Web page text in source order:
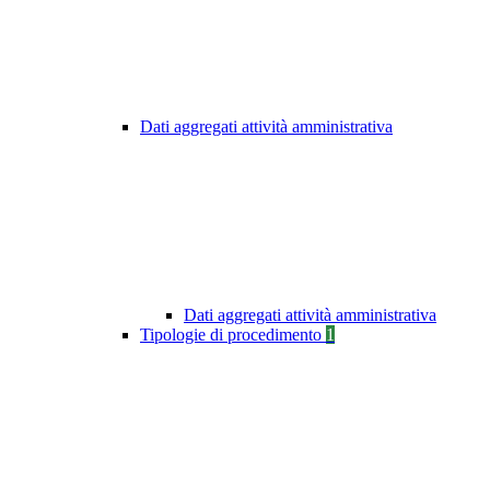
Dati aggregati attività amministrativa
Dati aggregati attività amministrativa
Tipologie di procedimento 1